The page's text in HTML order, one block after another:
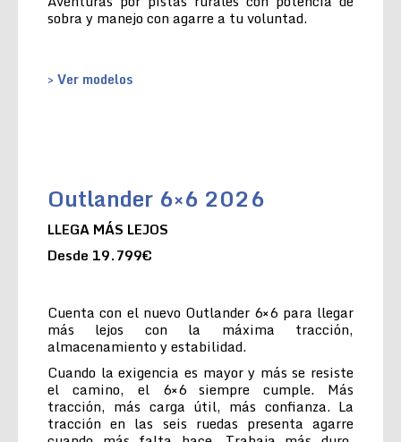
sobra y manejo con agarre a tu voluntad.
> Ver modelos
Outlander 6×6 2026
LLEGA MÁS LEJOS
Desde 19.799€
Cuenta con el nuevo Outlander 6×6 para llegar
más lejos con la máxima tracción,
almacenamiento y estabilidad.
Cuando la exigencia es mayor y más se resiste
el camino, el 6×6 siempre cumple. Más
tracción, más carga útil, más confianza. La
tracción en las seis ruedas presenta agarre